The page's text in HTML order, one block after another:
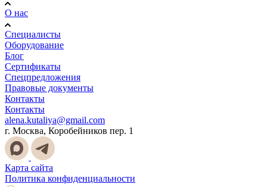
О нас
Специалисты
Оборудование
Блог
Сертификаты
Спецпредложения
Правовые документы
Контакты
Контакты
alena.kutaliya@gmail.com
г. Москва, Коробейников пер. 1
Карта сайта
Политика конфиденциальности